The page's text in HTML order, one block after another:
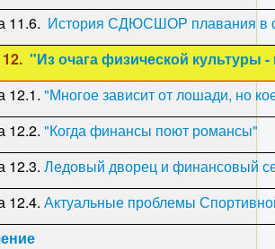
11.6. История СДЮСШОР плавания в
"Из очага физической культуры -
12.1. "Многое зависит от лошади, но
12.2. "Когда финансы поют романсы"
12.3. Ледовый дворец и финансовый
12.4. Актуальные проблемы